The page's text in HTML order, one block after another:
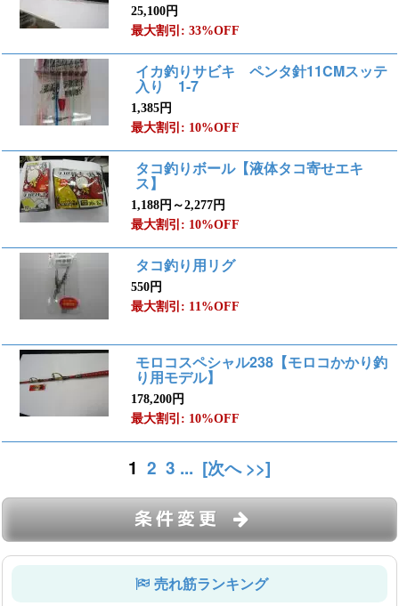
25,100円
最大割引: 33%OFF
イカ釣りサビキ ペンタ針11CMスッテ
入り 1-7
1,385円
最大割引: 10%OFF
タコ釣りボール【液体タコ寄せエキ
ス】
1,188円～2,277円
最大割引: 10%OFF
タコ釣り用リグ
550円
最大割引: 11%OFF
モロコスペシャル238【モロコかかり釣
り用モデル】
178,200円
最大割引: 10%OFF
1 2 3 ... [次へ >>]
条件変更
売れ筋ランキング